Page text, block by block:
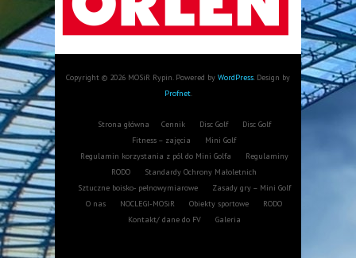
Copyright © 2026 MOSiR Rypin. Powered by WordPress. Design by
Profnet.
Strona główna Cennik Disc Golf
Disc Golf
Fitness – zajęcia
Mini Golf
Regulamin korzystania z pól do Mini Golfa
Regulaminy
RODO
Standardy Ochrony Małoletnich
Sztuczne boisko- pełnowymiarowe
Zasady gry – Mini Golf
O nas
NOCLEGI-MOSiR Obiekty sportowe
RODO
Kontakt/ dane do FV
Galeria